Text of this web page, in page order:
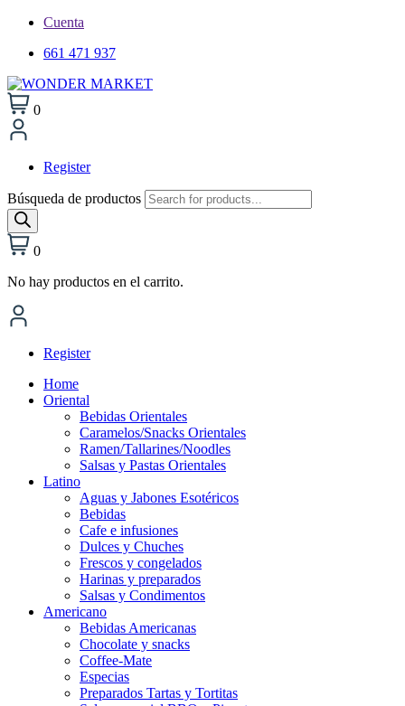
Cuenta
661 471 937
0
Register
Búsqueda de productos
0
No hay productos en el carrito.
Register
Home
Oriental
Bebidas Orientales
Caramelos/Snacks Orientales
Ramen/Tallarines/Noodles
Salsas y Pastas Orientales
Latino
Aguas y Jabones Esotéricos
Bebidas
Cafe e infusiones
Dulces y Chuches
Frescos y congelados
Harinas y preparados
Salsas y Condimentos
Americano
Bebidas Americanas
Chocolate y snacks
Coffee-Mate
Especias
Preparados Tartas y Tortitas